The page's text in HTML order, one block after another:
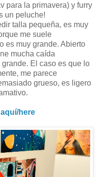
para la primavera) y furry
un peluche!
talla pequeña, es muy
me suele
es muy grande. Abierto
mucha caída
El caso es que lo
me parece
grueso, es ligero
aquí/here